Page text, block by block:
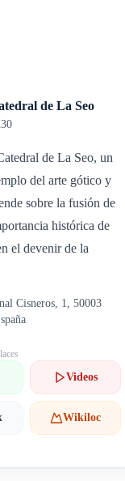
de La Seo
de La Seo, un
del arte gótico y
sobre la fusión de
histórica de
el devenir de la
Cisneros, 1, 50003
Videos
Wikiloc